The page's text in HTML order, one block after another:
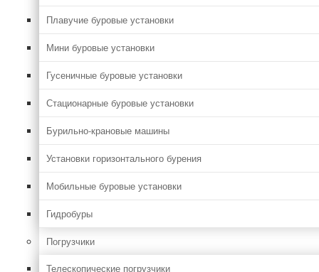
Плавучие буровые установки
Мини буровые установки
Гусеничные буровые установки
Стационарные буровые установки
Бурильно-крановые машины
Установки горизонтального бурения
Мобильные буровые установки
Гидробуры
Погрузчики
Телескопические погрузчики